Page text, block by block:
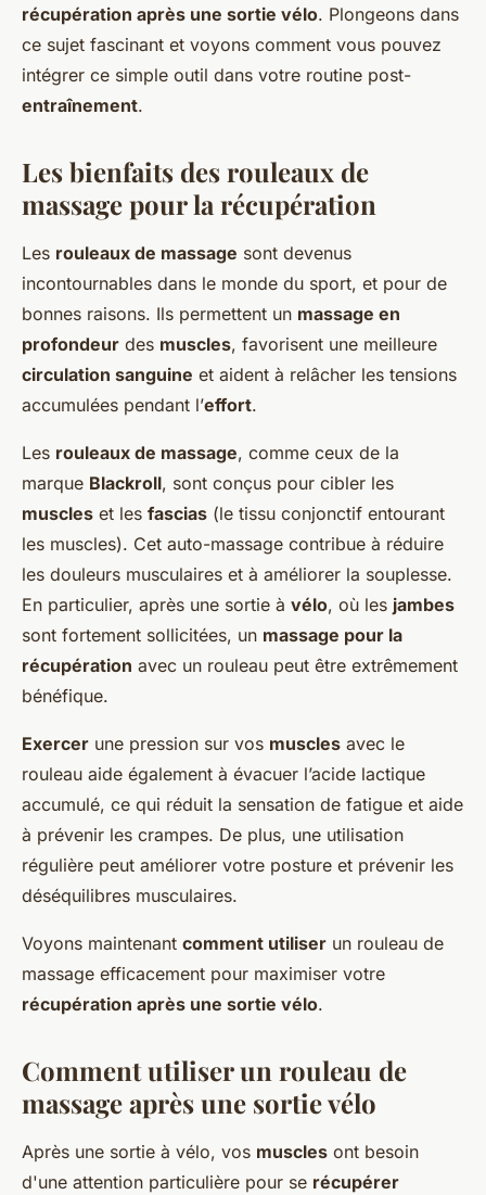
récupération après une sortie vélo. Plongeons dans
ce sujet fascinant et voyons comment vous pouvez
intégrer ce simple outil dans votre routine post-
entraînement.
Les bienfaits des rouleaux de
massage pour la récupération
Les rouleaux de massage sont devenus
incontournables dans le monde du sport, et pour de
bonnes raisons. Ils permettent un massage en
profondeur des muscles, favorisent une meilleure
circulation sanguine et aident à relâcher les tensions
accumulées pendant l’effort.
Les rouleaux de massage, comme ceux de la
marque Blackroll, sont conçus pour cibler les
muscles et les fascias (le tissu conjonctif entourant
les muscles). Cet auto-massage contribue à réduire
les douleurs musculaires et à améliorer la souplesse.
En particulier, après une sortie à vélo, où les jambes
sont fortement sollicitées, un massage pour la
récupération avec un rouleau peut être extrêmement
bénéfique.
Exercer une pression sur vos muscles avec le
rouleau aide également à évacuer l’acide lactique
accumulé, ce qui réduit la sensation de fatigue et aide
à prévenir les crampes. De plus, une utilisation
régulière peut améliorer votre posture et prévenir les
déséquilibres musculaires.
Voyons maintenant comment utiliser un rouleau de
massage efficacement pour maximiser votre
récupération après une sortie vélo.
Comment utiliser un rouleau de
massage après une sortie vélo
Après une sortie à vélo, vos muscles ont besoin
d'une attention particulière pour se récupérer